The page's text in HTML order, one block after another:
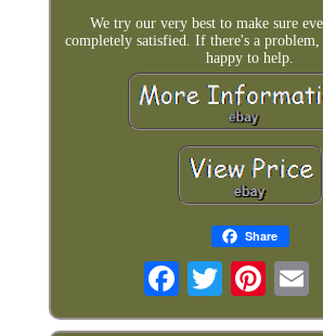
We try our very best to make sure
completely satisfied. If there's a problem,
happy to help.
Share